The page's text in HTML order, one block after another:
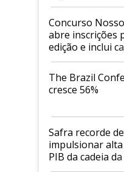
Concurso
abre inscrições
edição e inclui
cafés
The Brazil
cresce 56%
Safra recorde
impulsionar alta
PIB da cadeia
biodiesel em